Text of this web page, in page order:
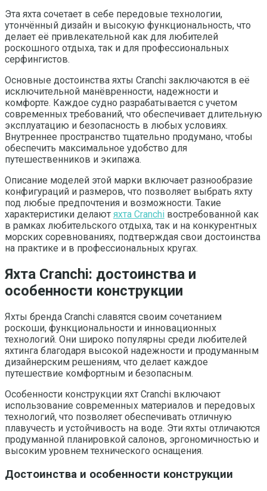
Эта яхта сочетает в себе передовые технологии,
утончённый дизайн и высокую функциональность, что
делает её привлекательной как для любителей
роскошного отдыха, так и для профессиональных
серфингистов.
Основные достоинства яхты Cranchi заключаются в её
исключительной манёвренности, надежности и
комфорте. Каждое судно разрабатывается с учетом
современных требований, что обеспечивает длительную
эксплуатацию и безопасность в любых условиях.
Внутреннее пространство тщательно продумано, чтобы
обеспечить максимальное удобство для
путешественников и экипажа.
Описание моделей этой марки включает разнообразие
конфигураций и размеров, что позволяет выбрать яхту
под любые предпочтения и возможности. Такие
характеристики делают яхта Cranchi востребованной как
в рамках любительского отдыха, так и на конкурентных
морских соревнованиях, подтверждая свои достоинства
на практике и в профессиональных кругах.
Яхта Cranchi: достоинства и
особенности конструкции
Яхты бренда Cranchi славятся своим сочетанием
роскоши, функциональности и инновационных
технологий. Они широко популярны среди любителей
яхтинга благодаря высокой надежности и продуманным
дизайнерским решениям, что делает каждое
путешествие комфортным и безопасным.
Особенности конструкции яхт Cranchi включают
использование современных материалов и передовых
технологий, что позволяет обеспечивать отличную
плавучесть и устойчивость на воде. Эти яхты отличаются
продуманной планировкой салонов, эргономичностью и
высоким уровнем технического оснащения.
Достоинства и особенности конструкции